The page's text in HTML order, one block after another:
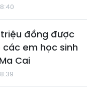
triệu đồng được
em học sinh
Cai